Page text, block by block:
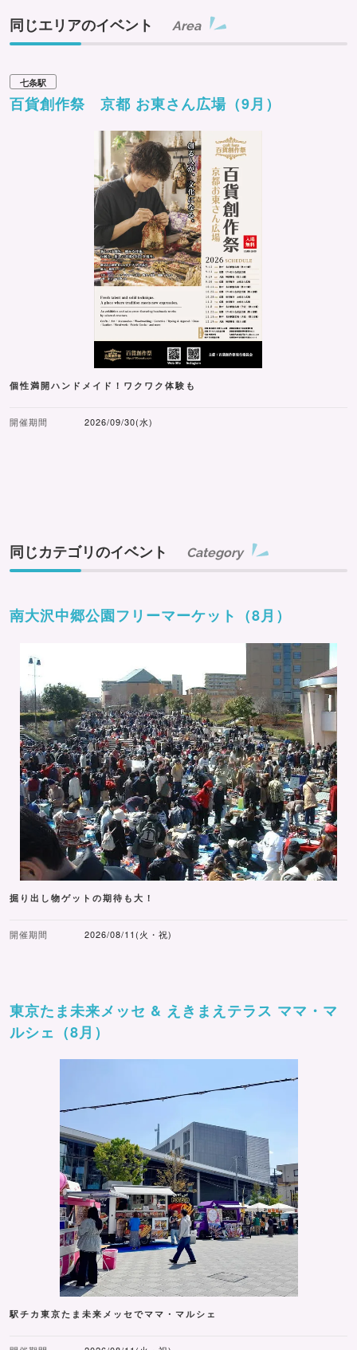
同じエリアのイベント Area
七条駅
百貨創作祭 京都 お東さん広場（9月）
個性満開ハンドメイド！ワクワク体験も
開催期間 2026/09/30(水)
同じカテゴリのイベント Category
南大沢中郷公園フリーマーケット（8月）
掘り出し物ゲットの期待も大！
開催期間 2026/08/11(火・祝)
東京たま未来メッセ & えきまえテラス ママ・マ
ルシェ（8月）
駅チカ東京たま未来メッセでママ・マルシェ